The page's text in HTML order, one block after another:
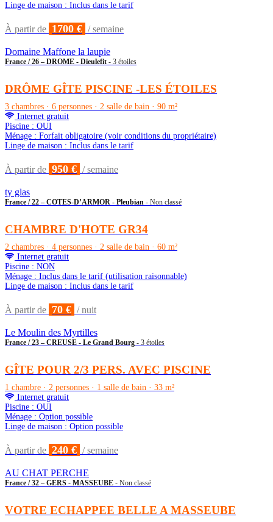
Linge de maison : Inclus dans le tarif
À partir de 1700 € / semaine
Domaine Maffone la laupie
France / 26 – DROME - Dieulefit - 3 étoiles
DRÔME GÎTE PISCINE -LES ÉTOILES
3 chambres · 6 personnes · 2 salle de bain · 90 m²
Internet gratuit
Piscine : OUI
Ménage : Forfait obligatoire (voir conditions du propriétaire)
Linge de maison : Inclus dans le tarif
À partir de 950 € / semaine
ty glas
France / 22 – COTES-D’ARMOR - Pleubian - Non classé
CHAMBRE D'HOTE GR34
2 chambres · 4 personnes · 2 salle de bain · 60 m²
Internet gratuit
Piscine : NON
Ménage : Inclus dans le tarif (utilisation raisonnable)
Linge de maison : Inclus dans le tarif
À partir de 70 € / nuit
Le Moulin des Myrtilles
France / 23 – CREUSE - Le Grand Bourg - 3 étoiles
GÎTE POUR 2/3 PERS. AVEC PISCINE
1 chambre · 2 personnes · 1 salle de bain · 33 m²
Internet gratuit
Piscine : OUI
Ménage : Option possible
Linge de maison : Option possible
À partir de 240 € / semaine
AU CHAT PERCHE
France / 32 – GERS - MASSEUBE - Non classé
VOTRE ECHAPPEE BELLE A MASSEUBE